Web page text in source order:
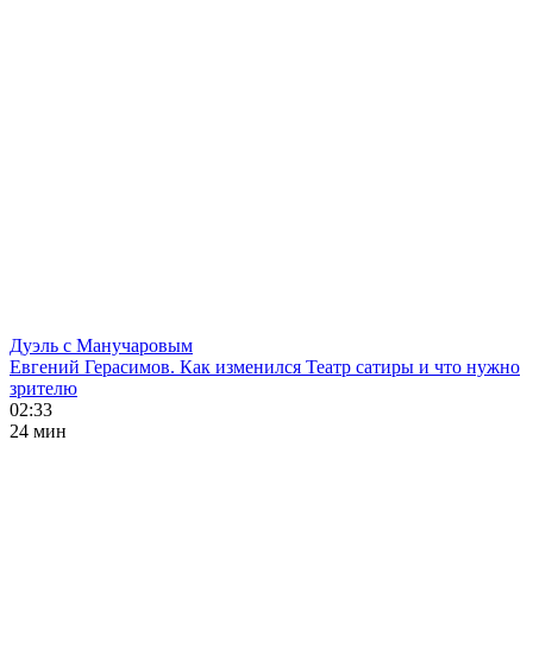
Дуэль с Манучаровым
Евгений Герасимов. Как изменился Театр сатиры и что нужно
зрителю
02:33
24 мин